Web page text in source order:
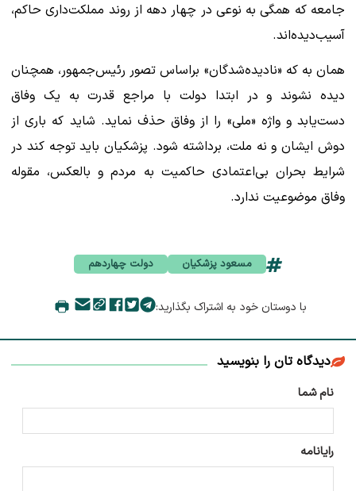
جامعه که همگی به نوعی در چهار دهه از روند مملکت‌داری حاکم،
آسیب‌دیده‌اند.
همان به که «نادیده‌شدگان» براساس تصور رئیس‌جمهور، همچنان
دیده نشوند و در ابتدا دولت با مراجع قدرت به یک وفاق
دست‌یابد و واژه «ملی» را از وفاق حذف نماید. شاید که باری از
دوش ایشان و نه ملت، برداشته شود. پزشکیان باید توجه کند در
شرایط بحران بی‌اعتمادی حاکمیت به مردم و بالعکس، مقوله
وفاق موضوعیت ندارد.
مسعود پزشکیان دولت چهاردهم
با دوستان خود به اشتراک بگذارید:
دیدگاه تان را بنویسید
نام شما
رایانامه